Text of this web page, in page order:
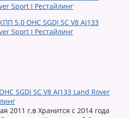
SGDI SC V8 AJ133 Land Rover
2011 г.в Хранится с 2014 года